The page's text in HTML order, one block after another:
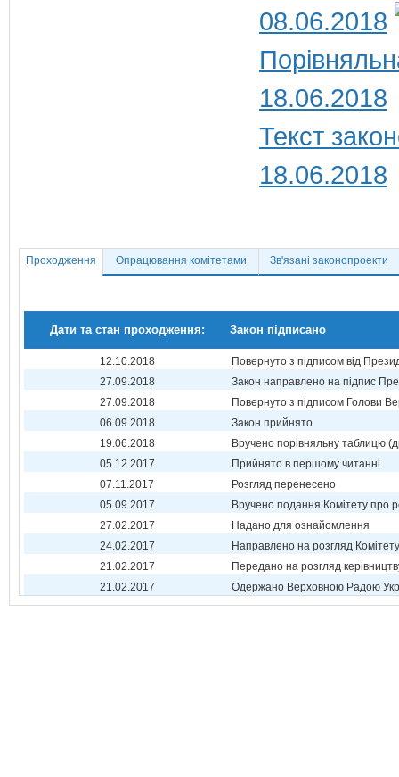
08.06.2018
18.06.2018
Текст
18.06.2018
Проходження Опрацювання комітетами Зв'язані законопроекти
Дати та стан проходження: Закон підписано
12.10.2018
Повернуто з підписом від
27.09.2018
Закон направлено на підпис
27.09.2018
Повернуто з підписом Голови
06.09.2018
Закон прийнято
19.06.2018
Вручено порівняльну таблицю
05.12.2017
Прийнято в першому читанні
07.11.2017
Розгляд перенесено
05.09.2017
Вручено подання Комітету про
27.02.2017
Надано для ознайомлення
24.02.2017
Направлено на розгляд Комітету
21.02.2017
Передано на розгляд
21.02.2017
Одержано Верховною Радою